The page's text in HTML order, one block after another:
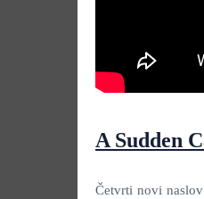
A Sudden
Četvrti novi